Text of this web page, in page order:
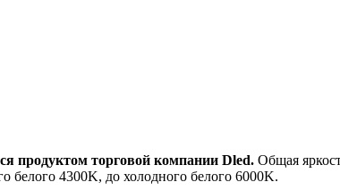
продуктом торговой компании Dled. Общая
белого 4300K, до холодного белого 6000K.